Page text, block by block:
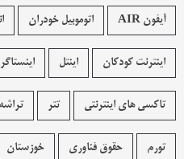
آیفون AIR اتوموبیل خودران
اینترنت کودکان اینتل
تاکسی های اینترنتی تتر
تورم حقوق فناوری خوزستان